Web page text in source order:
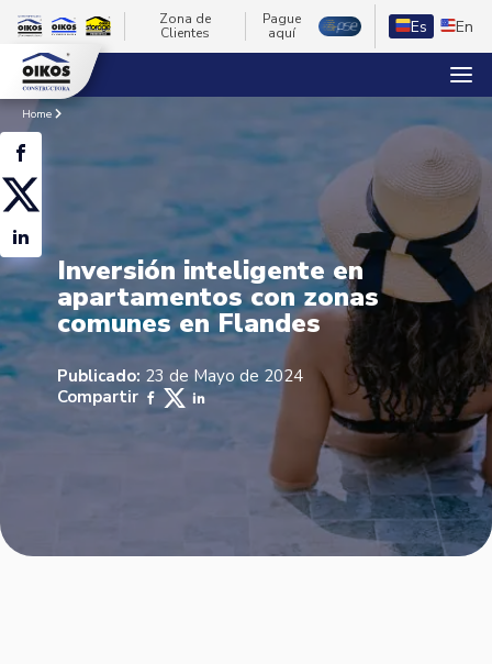
Zona de
Clientes
Pague
aquí
Es En
Home
Inversión inteligente en
apartamentos con zonas
comunes en Flandes
Publicado: 23 de Mayo de 2024
Compartir